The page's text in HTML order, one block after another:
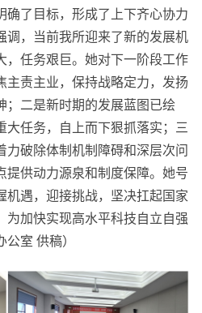
确了目标，形成了上下齐心协力
调，当前我所迎来了新的发展机
，任务艰巨。她对下一阶段工作
主责主业，保持战略定力，发扬
；二是新时期的发展蓝图已绘
大任务，自上而下狠抓落实；三
力破除体制机制障碍和深层次问
提供动力源泉和制度保障。她号
机遇，迎接挑战，坚决扛起国家
为加快实现高水平科技自立自强
室 供稿）